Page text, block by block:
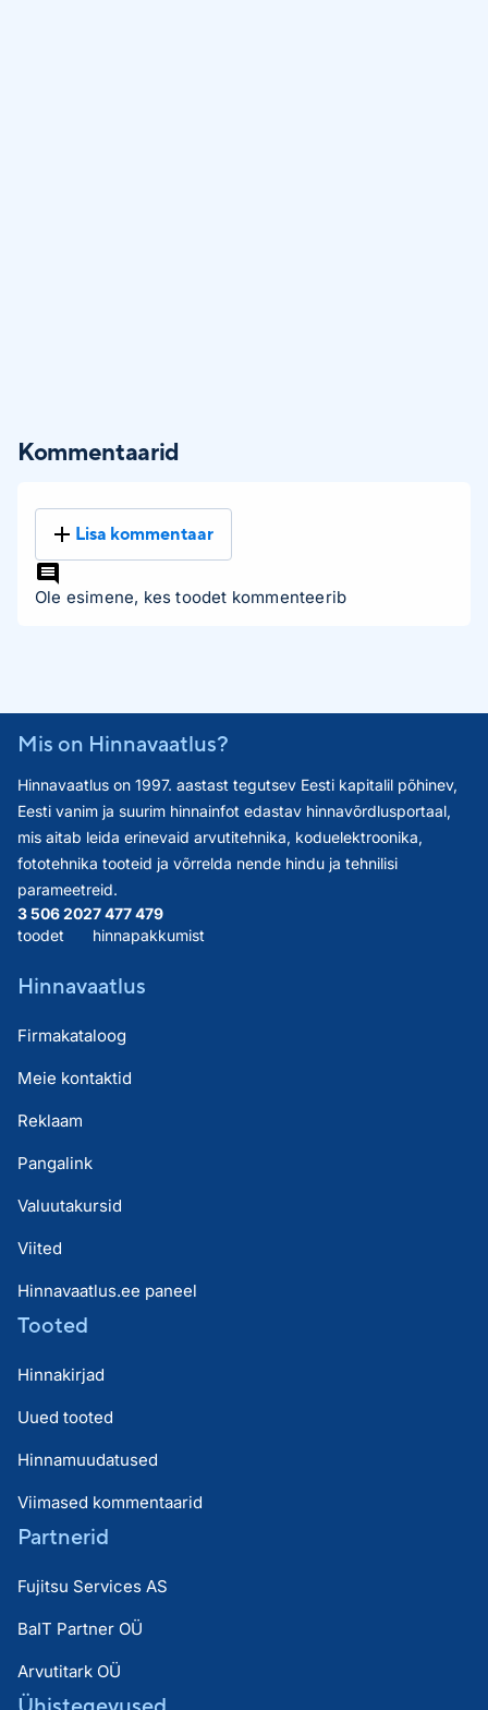
Kommentaarid
Lisa kommentaar
Ole esimene, kes toodet kommenteerib
Mis on Hinnavaatlus?
Hinnavaatlus on 1997. aastast tegutsev Eesti kapitalil põhinev,
Eesti vanim ja suurim hinnainfot edastav hinnavõrdlusportaal,
mis aitab leida erinevaid arvutitehnika, koduelektroonika,
fototehnika tooteid ja võrrelda nende hindu ja tehnilisi
parameetreid.
3 506 202
toodet
7 477 479
hinnapakkumist
Hinnavaatlus
Firmakataloog
Meie kontaktid
Reklaam
Pangalink
Valuutakursid
Viited
Hinnavaatlus.ee paneel
Tooted
Hinnakirjad
Uued tooted
Hinnamuudatused
Viimased kommentaarid
Partnerid
Fujitsu Services AS
BaIT Partner OÜ
Arvutitark OÜ